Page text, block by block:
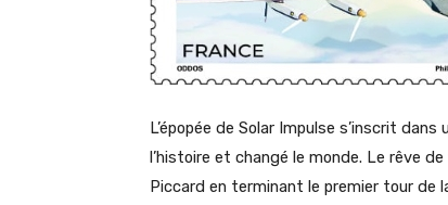
L’épopée de Solar Impulse s’inscrit
l’histoire et changé le monde. Le rêve
Piccard en terminant le premier tour de